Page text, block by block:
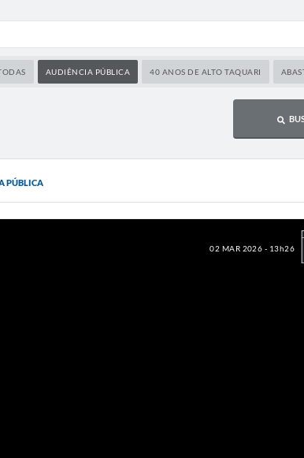
AUDIÊNCIA PÚBLICA 40 ANOS DE ALTO TAQUARI
PÚBLICA
02 MAR 2026 - 13h26